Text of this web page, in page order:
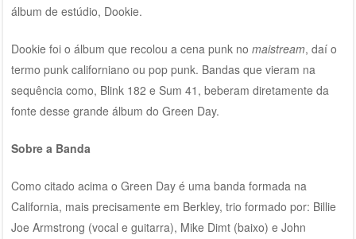
álbum de estúdio, Dookie.
Dookie foi o álbum que recolou a cena punk no maistream, daí o
termo punk californiano ou pop punk. Bandas que vieram na
sequência como, Blink 182 e Sum 41, beberam diretamente da
fonte desse grande álbum do Green Day.
Sobre a Banda
Como citado acima o Green Day é uma banda formada na
California, mais precisamente em Berkley, trio formado por: Billie
Joe Armstrong (vocal e guitarra), Mike Dimt (baixo) e John